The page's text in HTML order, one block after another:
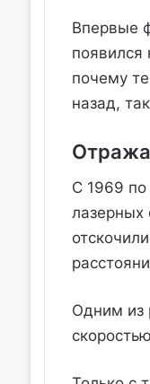
Впервые
появился
почему
назад,
С 1969 по
лазерных
Одним из